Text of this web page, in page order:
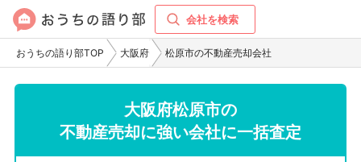
会社を検索
おうちの語り部TOP 大阪府 松原市の不動産売却会社
大阪府松原市の
不動産売却に強い会社に一括査定